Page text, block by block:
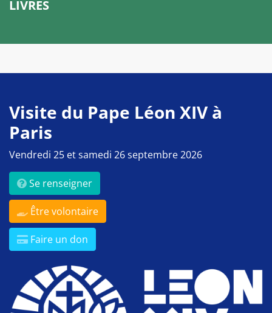
LIVRES
Visite du Pape Léon XIV à
Paris
Vendredi 25 et samedi 26 septembre 2026
Se renseigner
Être volontaire
Faire un don